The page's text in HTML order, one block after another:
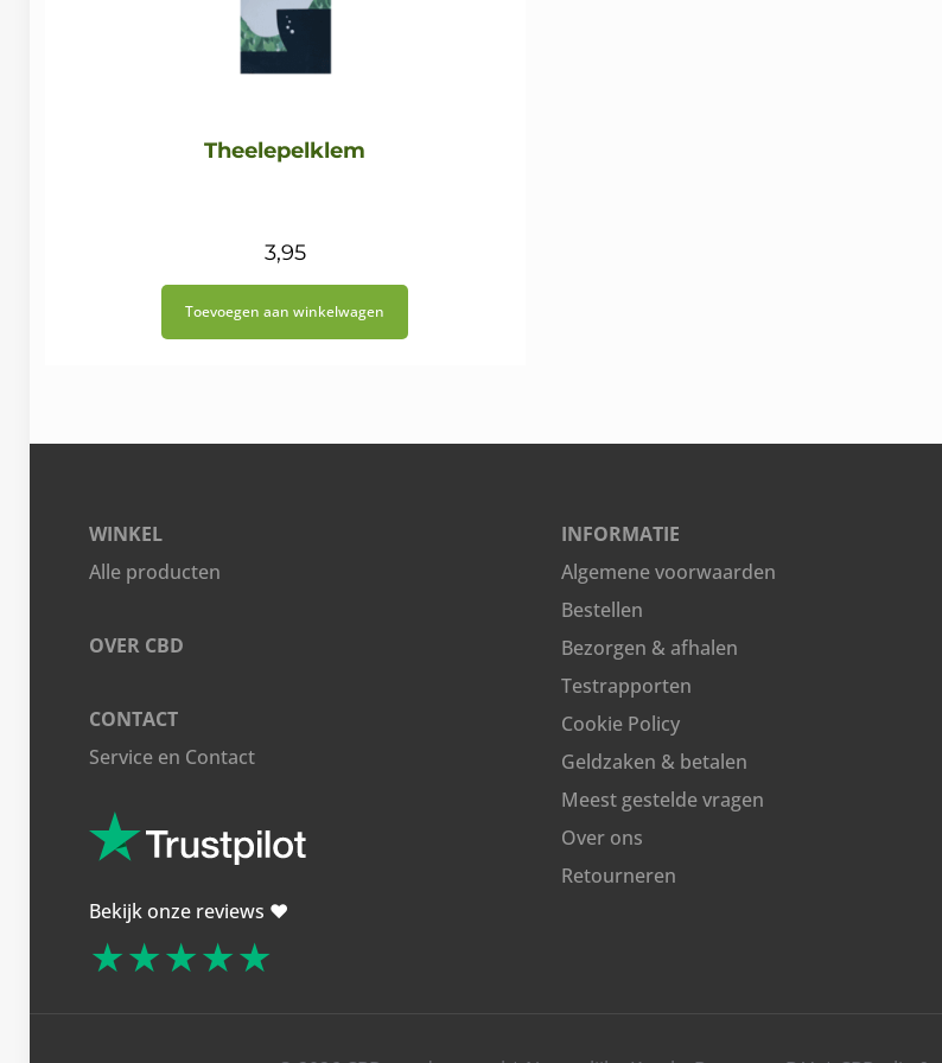
Theelepelklem
3,95
Toevoegen aan winkelwagen
WINKEL
Alle producten
OVER CBD
CONTACT
Service en Contact
Bekijk onze reviews ❤️
★★★★★
INFORMATIE
Algemene voorwaarden
Bestellen
Bezorgen & afhalen
Testrapporten
Cookie Policy
Geldzaken & betalen
Meest gestelde vragen
Over ons
Retourneren